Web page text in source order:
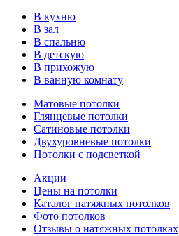
В кухню
В зал
В спальню
В детскую
В прихожую
В ванную комнату
Матовые потолки
Глянцевые потолки
Сатиновые потолки
Двухуровневые потолки
Потолки с подсветкой
Акции
Цены на потолки
Каталог натяжных потолков
Фото потолков
Отзывы о натяжных потолках